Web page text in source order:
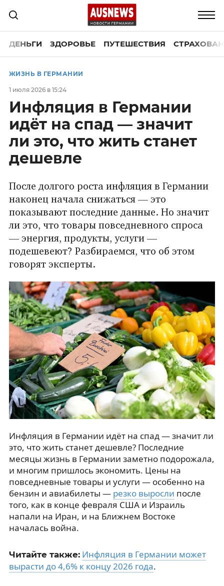
ДЕНЬГИ ЗДОРОВЬЕ ПУТЕШЕСТВИЯ
ЖИЗНЬ В ГЕРМАНИИ
1 июля 2026 в 15:24
Инфляция в Германии
идёт на спад — значит
ли это, что жить станет
дешевле
После долгого роста инфляция в Германии
наконец начала снижаться — это
показывают последние данные. Но значит
ли это, что товары повседневного спроса
— энергия, продукты, услуги —
подешевеют? Разбираемся, что об этом
говорят эксперты.
Инфляция в Германии идёт на спад — значит ли
это, что жить станет дешевле? Последние
месяцы жизнь в Германии заметно подорожала,
и многим пришлось экономить. Цены на
повседневные товары и услуги — особенно на
бензин и авиабилеты — резко выросли после
того, как в конце февраля США и Израиль
напали на Иран, и на Ближнем Востоке
началась война.
Читайте также: Инфляция в Германии может
вырасти до 4,6% к концу 2026 года.